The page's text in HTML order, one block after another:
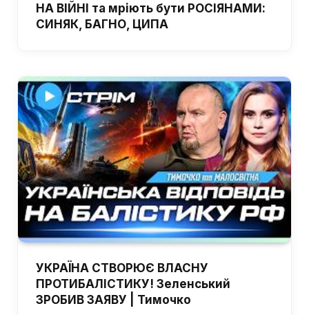
НА ВІЙНІ та мріють бути РОСІЯНАМИ:
СИНЯК, БАГНО, ЦИПА
УКРАЇНА СТВОРЮЄ ВЛАСНУ
ПРОТИБАЛІСТИКУ! Зеленський
ЗРОБИВ ЗАЯВУ | Тимочко